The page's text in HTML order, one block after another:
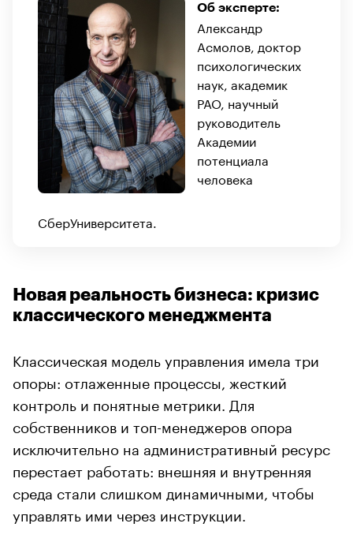
Об эксперте:
Александр
Асмолов, доктор
психологических
наук, академик
РАО, научный
руководитель
Академии
потенциала
человека
СберУниверситета.
Новая реальность бизнеса: кризис
классического менеджмента
Классическая модель управления имела три
опоры: отлаженные процессы, жесткий
контроль и понятные метрики. Для
собственников и топ-менеджеров опора
исключительно на административный ресурс
перестает работать: внешняя и внутренняя
среда стали слишком динамичными, чтобы
управлять ими через инструкции.